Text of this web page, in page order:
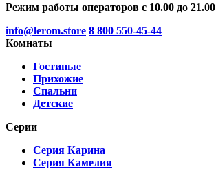
Режим работы операторов с 10.00 до 21.00
info@lerom.store 8 800 550-45-44
Комнаты
Гостиные
Прихожие
Спальни
Детские
Серии
Серия Карина
Серия Камелия